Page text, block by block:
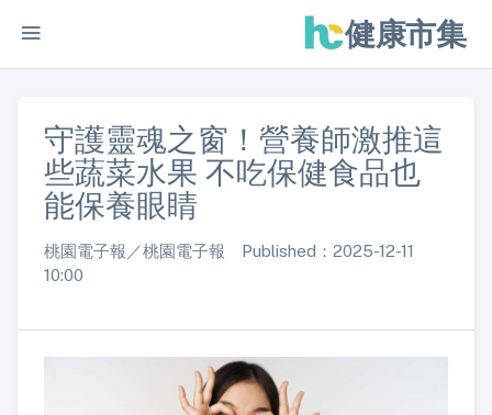
健康市集
守護靈魂之窗！營養師激推這
些蔬菜水果 不吃保健食品也
能保養眼睛
桃園電子報／桃園電子報 Published：2025-12-11
10:00